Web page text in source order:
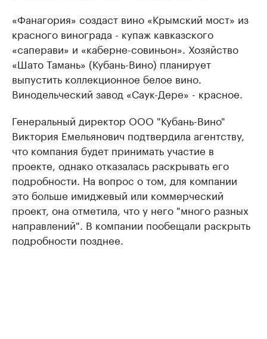
«Фанагория» создаст вино «Крымский мост» из
красного винограда - купаж кавказского
«саперави» и «каберне-совиньон». Хозяйство
«Шато Тамань» (Кубань-Вино) планирует
выпустить коллекционное белое вино.
Винодельческий завод «Саук-Дере» - красное.
Генеральный директор ООО "Кубань-Вино"
Виктория Емельянович подтвердила агентству,
что компания будет принимать участие в
проекте, однако отказалась раскрывать его
подробности. На вопрос о том, для компании
это больше имиджевый или коммерческий
проект, она отметила, что у него "много разных
направлений". В компании пообещали раскрыть
подробности позднее.